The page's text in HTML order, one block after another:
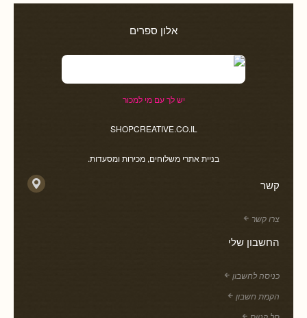
אלון ספרים
יש לך עם מי למכור
SHOPCREATIVE.CO.IL
בניית אתרי משלוחים, מכירות ומסעדות.
קשר
צרו קשר
החשבון שלי
כניסה לחשבון
הקמת חשבון